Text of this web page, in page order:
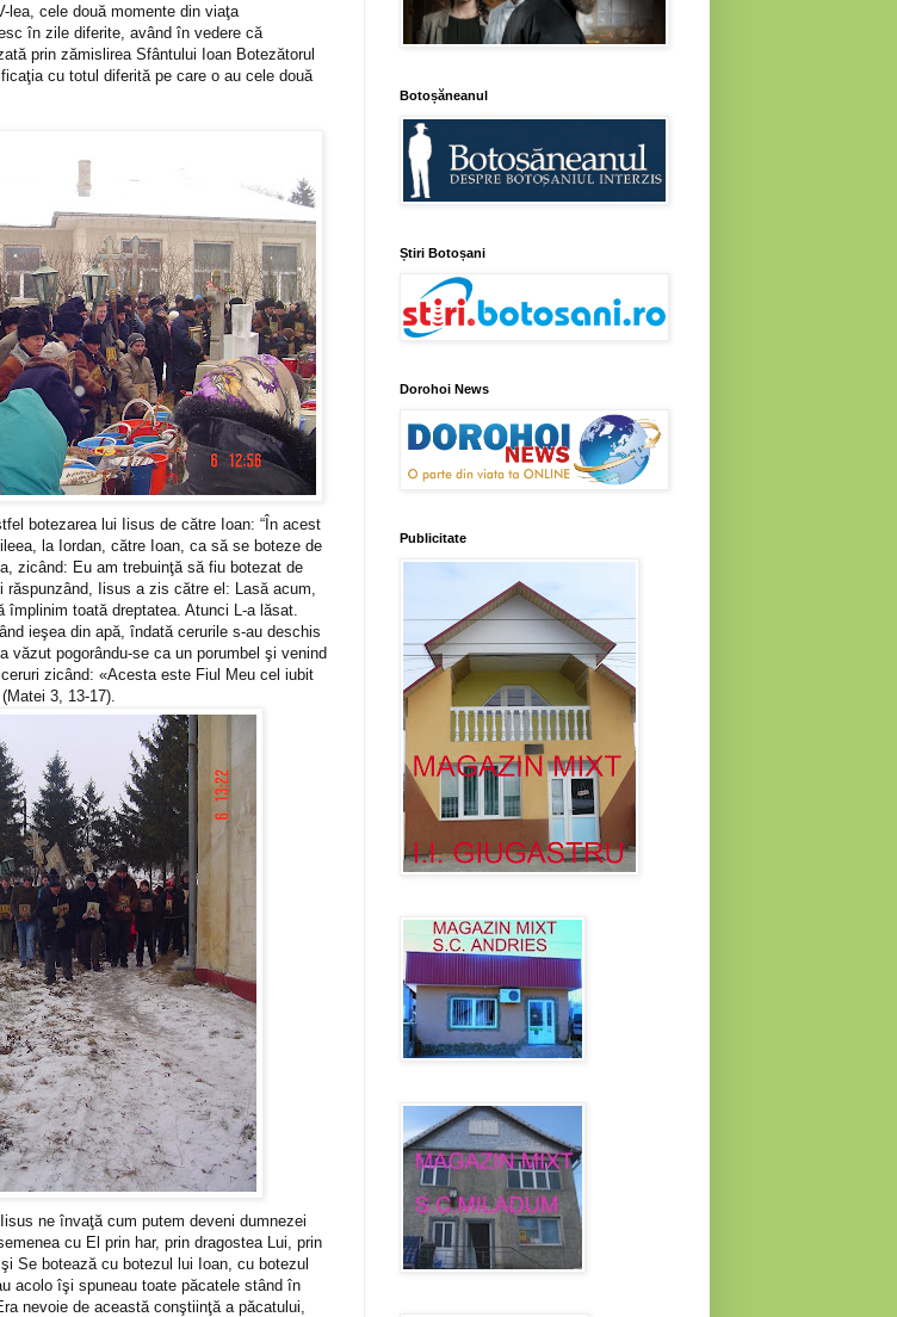
lea, cele două momente din viaţa
în zile diferite, având în vedere că
prin zămislirea Sfântului Ioan Botezătorul
cu totul diferită pe care o au cele două
botezarea lui Iisus de către Ioan: “În acest
la Iordan, către Ioan, ca să se boteze de
zicând: Eu am trebuinţă să fiu botezat de
Iisus a zis către el: Lasă acum,
împlinim toată dreptatea. Atunci L-a lăsat.
ieşea din apă, îndată cerurile s-au deschis
văzut pogorându-se ca un porumbel şi venind
zicând: «Acesta este Fiul Meu cel iubit
3, 13-17).
ne învaţă cum putem deveni dumnezei
cu El prin har, prin dragostea Lui, prin
Se botează cu botezul lui Ioan, cu botezul
acolo îşi spuneau toate păcatele stând în
nevoie de această conştiinţă a păcatului,
Botoșăneanul
Știri Botoșani
Dorohoi News
Publicitate